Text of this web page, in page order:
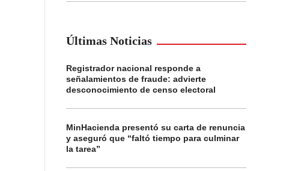
Últimas Noticias
Registrador nacional responde a
señalamientos de fraude: advierte
desconocimiento de censo electoral
MinHacienda presentó su carta de renuncia
y aseguró que “faltó tiempo para culminar
la tarea”